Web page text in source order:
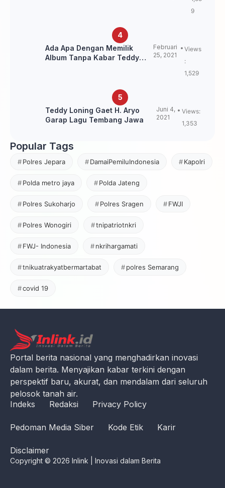
9
Ada Apa Dengan Memilik
Album Tanpa Kabar Teddy
Februari
25, 2021
Views
:
1,529
Teddy Loning Gaet H. Aryo
Garap Lagu Tembang Jawa
Juni 4,
2021
Views:
1,353
Popular Tags
Polres Jepara DamaiPemiluIndonesia Kapolri
Polda metro jaya Polda Jateng
Polres Sukoharjo Polres Sragen FWJI
Polres Wonogiri tnipatriotnkri
FWJ- Indonesia nkrihargamati
tnikuatrakyatbermartabat polres Semarang
covid 19
Portal berita nasional yang menghadirkan inovasi
dalam berita. Menyajikan kabar terkini dengan
perspektif baru, akurat, dan mendalam dari seluruh
pelosok tanah air.
Indeks
Redaksi Privacy Policy
Pedoman Media Siber Kode Etik Karir
Disclaimer
Copyright © 2026 Inlink | Inovasi dalam Berita